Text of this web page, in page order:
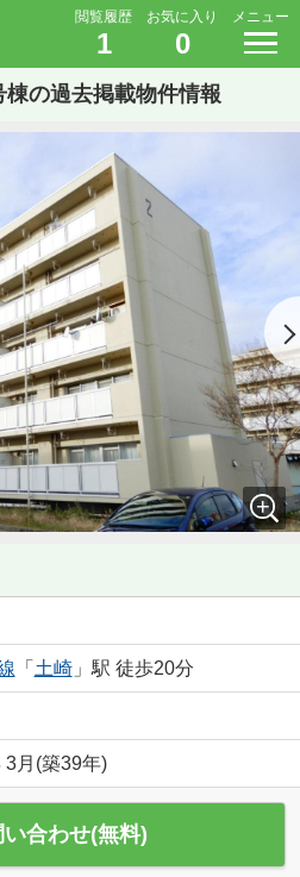
閲覧履歴
1
お気に入り
0
メニュー
の過去掲載物件情報
「 土崎」駅 徒歩20分
3月(築39年)
い合わせ(無料)